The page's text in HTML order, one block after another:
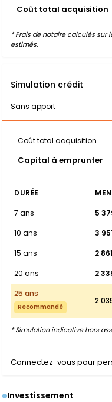
Coût total acquisition
* Frais de notaire calculés sur
estimés.
Simulation crédit
Sans apport
Coût total acquisition
Capital à emprunter
DURÉE
7 ans
5
10 ans
3
15 ans
2
20 ans
2
25 ans
Recommandé
2
* Simulation indicative hors
Connectez-vous pour
Investissement